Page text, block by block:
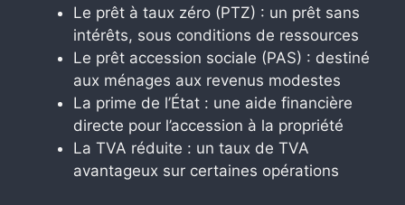
Le prêt à taux zéro (PTZ) : un prêt sans
intérêts, sous conditions de ressources
Le prêt accession sociale (PAS) : destiné
aux ménages aux revenus modestes
La prime de l’État : une aide financière
directe pour l’accession à la propriété
La TVA réduite : un taux de TVA
avantageux sur certaines opérations